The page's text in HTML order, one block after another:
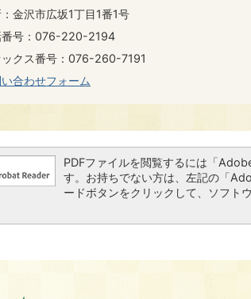
金沢市広坂1丁目1番1号
番号：076-220-2194
ックス番号：076-260-7191
合わせフォーム
PDFファイルを閲覧するには「
す。お持ちでない方は、左記の「
ードボタンをクリックして、ソフト